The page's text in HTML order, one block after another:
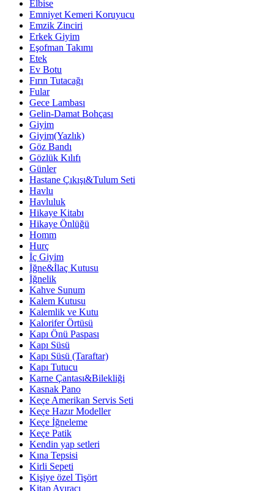
Elbise
Emniyet Kemeri Koruyucu
Emzik Zinciri
Erkek Giyim
Eşofman Takımı
Etek
Ev Botu
Fırın Tutacağı
Fular
Gece Lambası
Gelin-Damat Bohçası
Giyim
Giyim(Yazlık)
Göz Bandı
Gözlük Kılıfı
Günler
Hastane Çıkışı&Tulum Seti
Havlu
Havluluk
Hikaye Kitabı
Hikaye Önlüğü
Homm
Hurç
İç Giyim
İğne&İlaç Kutusu
İğnelik
Kahve Sunum
Kalem Kutusu
Kalemlik ve Kutu
Kalorifer Örtüsü
Kapı Önü Paspası
Kapı Süsü
Kapı Süsü (Taraftar)
Kapı Tutucu
Karne Çantası&Bilekliği
Kasnak Pano
Keçe Amerikan Servis Seti
Keçe Hazır Modeller
Keçe İğneleme
Keçe Patik
Kendin yap setleri
Kına Tepsisi
Kirli Sepeti
Kişiye özel Tişört
Kitap Ayıracı